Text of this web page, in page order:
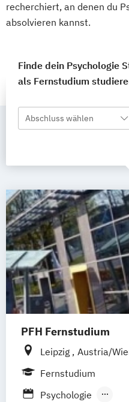
recherchiert, an denen du
absolvieren kannst.
Finde dein Psychologie
als Fernstudium
Abschluss wählen
PFH Fernstudium
Leipzig Austria/
Bremen
Fernstudium
Psychologie